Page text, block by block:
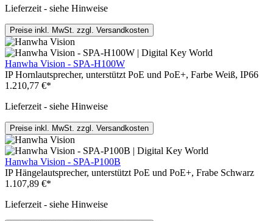
Lieferzeit - siehe Hinweise
Preise inkl. MwSt. zzgl. Versandkosten
Hanwha Vision - SPA-H100W
IP Hornlautsprecher, unterstützt PoE und PoE+, Farbe Weiß, IP66
1.210,77 €*
Lieferzeit - siehe Hinweise
Preise inkl. MwSt. zzgl. Versandkosten
Hanwha Vision - SPA-P100B
IP Hängelautsprecher, unterstützt PoE und PoE+, Frabe Schwarz
1.107,89 €*
Lieferzeit - siehe Hinweise